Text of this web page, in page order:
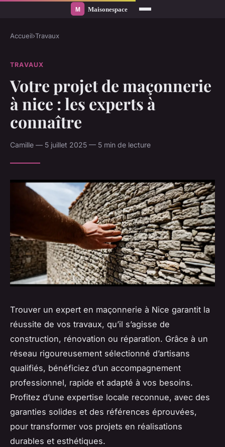
Accueil›Travaux
TRAVAUX
Votre projet de maçonnerie
à nice : les experts à
connaître
Camille — 5 juillet 2025 — 5 min de lecture
Trouver un expert en maçonnerie à Nice garantit la
réussite de vos travaux, qu’il s’agisse de
construction, rénovation ou réparation. Grâce à un
réseau rigoureusement sélectionné d’artisans
qualifiés, bénéficiez d’un accompagnement
professionnel, rapide et adapté à vos besoins.
Profitez d’une expertise locale reconnue, avec des
garanties solides et des références éprouvées,
pour transformer vos projets en réalisations
durables et esthétiques.